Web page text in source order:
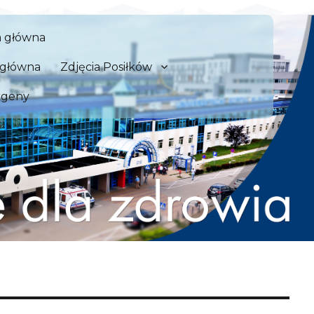
Kliniczny we
zdrowia
główna
Zdjęcia Posiłków